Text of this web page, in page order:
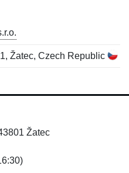
Žatec, Czech Republic
Žatec